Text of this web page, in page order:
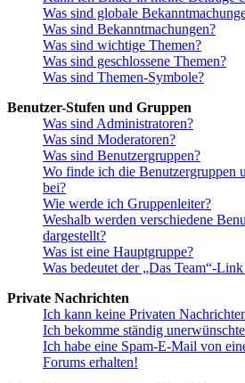
Was sind globale
Was sind Bekanntmachungen?
Was sind wichtige Themen?
Was sind geschlossene Themen?
Was sind Themen-Symbole?
Benutzer-Stufen und Gruppen
Was sind Administratoren?
Was sind Moderatoren?
Was sind Benutzergruppen?
Wo finde ich die Benutzergruppen
bei?
Wie werde ich Gruppenleiter?
Weshalb werden verschiedene
dargestellt?
Was ist eine Hauptgruppe?
Was bedeutet der „Das Team“-
Private Nachrichten
Ich kann keine Privaten
Ich bekomme ständig
Ich habe eine Spam-E-Mail von
Forums erhalten!